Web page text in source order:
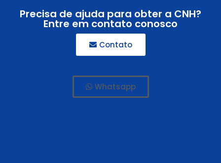
Precisa de ajuda para obter a CNH?
Entre em contato conosco
Contato
Whatsapp